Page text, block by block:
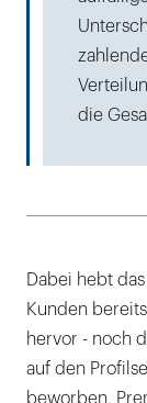
die
Dabei hebt
Kunden
hervor - noch
auf den
beworben.